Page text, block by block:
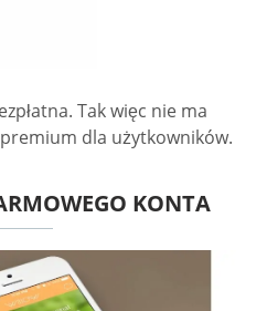
Tak więc nie ma
dla użytkowników.
KONTA